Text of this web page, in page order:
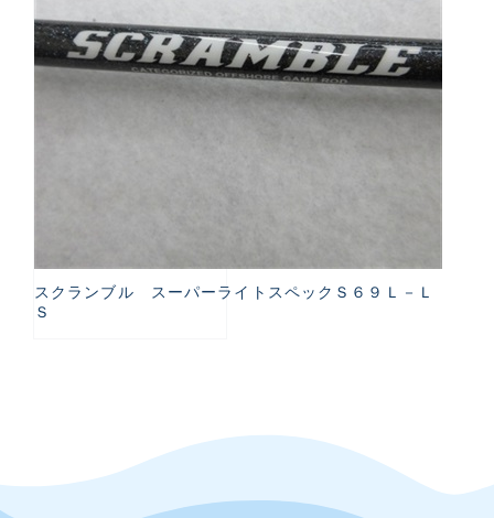
スクランブル スーパーライトスペックＳ６９Ｌ－Ｌ
Ｓ